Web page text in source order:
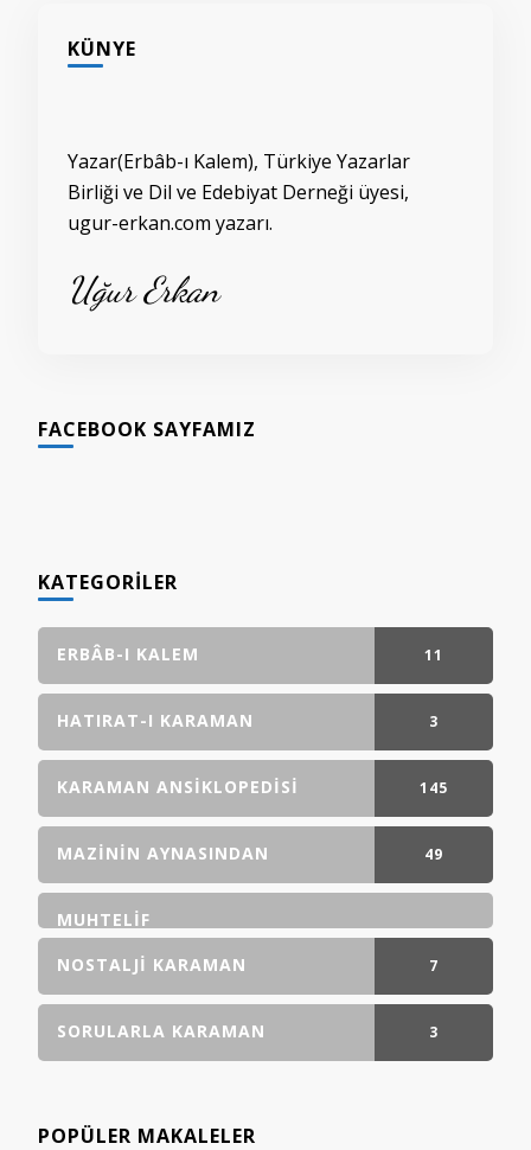
KÜNYE
Yazar(Erbâb-ı Kalem), Türkiye Yazarlar
Birliği ve Dil ve Edebiyat Derneği üyesi,
ugur-erkan.com yazarı.
Uğur Erkan
FACEBOOK SAYFAMIZ
KATEGORILER
ERBÂB-I KALEM 11
GÖNDERI(LER)
HATIRAT-I KARAMAN 3
GÖNDERI(LER)
KARAMAN ANSIKLOPEDISI 145
GÖNDERI(LER)
MAZININ AYNASINDAN 49
MUHTELIF
NOSTALJI KARAMAN
7
GÖNDERI(LER)
SORULARLA KARAMAN 3
POPÜLER MAKALELER